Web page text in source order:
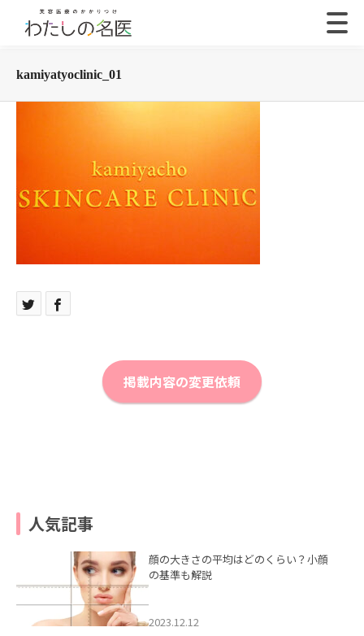
kamiyatyoclinic_01
掲載内容の変更依頼
人気記事
顔の大きさの平均はどのくらい？小顔
の基準も解説
2023.12.12